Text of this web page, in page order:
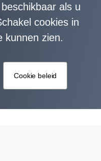
als u
cookies in
kunnen zien.
Cookie beleid